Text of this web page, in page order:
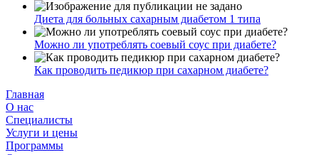
Диета для больных сахарным диабетом 1 типа
Можно ли употреблять соевый соус при диабете?
Как проводить педикюр при сахарном диабете?
Главная
О нас
Cпециалисты
Услуги и цены
Программы